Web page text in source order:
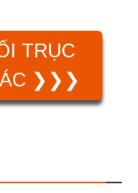
TRỤC
❯❯❯